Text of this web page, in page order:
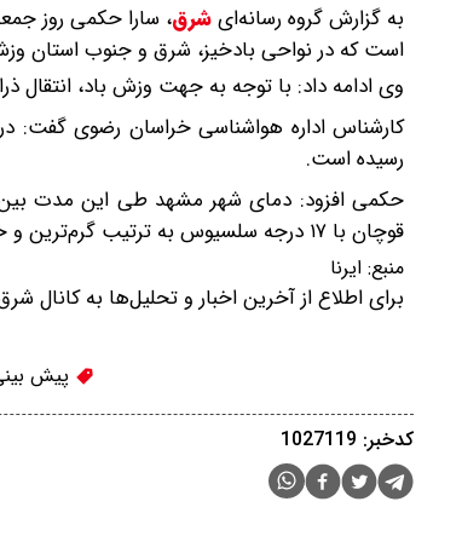
به گزارش گروه رسانه‌ایشرق، سارا حکمی روز
است که در نواحی بادخیز، شرق و جنوب استان
وی ادامه داد: با توجه به جهت وزش باد،
رسیده است.
قوچان با ۱۷ درجه سلسیوس به ترتیب گرم‌ترین و خنک‌ترین نقاط استان بوده‌اند.
منبع: ایرنا
برای اطلاع از آخرین اخبار و تحلیل‌ها به کانال
پیش
کدخبر: 1027119